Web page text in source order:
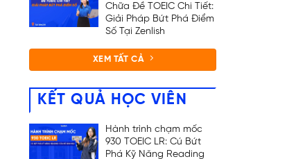
Chữa Đề TOEIC Chi Tiết:
Giải Pháp Bứt Phá Điểm
Số Tại Zenlish
XEM TẤT CẢ
KẾT QUẢ HỌC VIÊN
Hành trình chạm mốc
930 TOEIC LR: Cú Bứt
Phá Kỹ Năng Reading